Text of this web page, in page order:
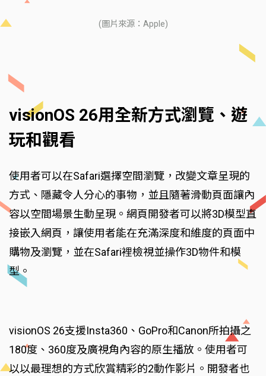
(圖片來源：Apple)
visionOS 26用全新方式瀏覽、遊
玩和觀看
使用者可以在Safari選擇空間瀏覽，改變文章呈現的
方式、隱藏令人分心的事物，並且隨著滑動頁面讓內
容以空間場景生動呈現。網頁開發者可以將3D模型直
接嵌入網頁，讓使用者能在充滿深度和維度的頁面中
購物及瀏覽，並在Safari裡檢視並操作3D物件和模
型。
visionOS 26支援Insta360、GoPro和Canon所拍攝之
180度、360度及廣視角內容的原生播放。使用者可
以以最理想的方式欣賞精彩的2動作影片。開發者也